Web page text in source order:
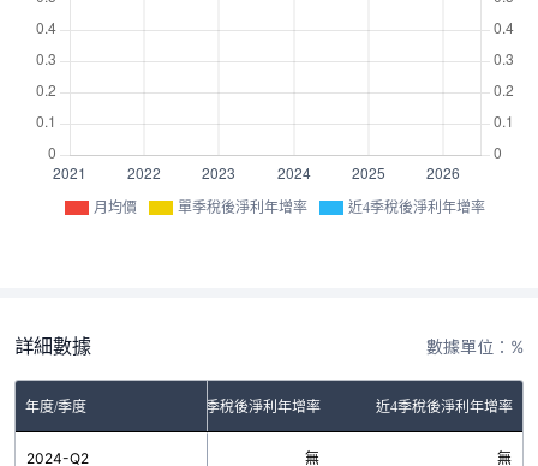
月均價 單季稅後淨利年增率 近4季稅後淨利年增率
詳細數據 數據單位：%
年度/季度 單季稅後淨利年增率 近4季稅後淨利年增率
2024-Q2 無 無